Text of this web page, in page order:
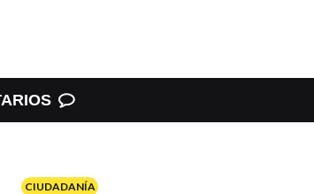
CIUDADANÍA